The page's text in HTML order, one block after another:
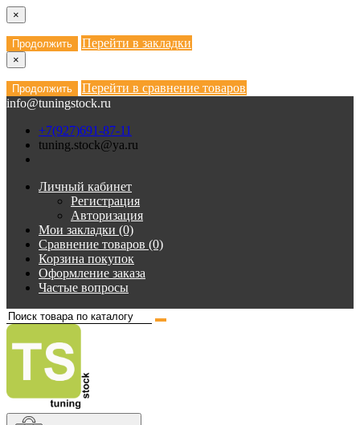
×
Продолжить Перейти в закладки
×
Продолжить
Перейти в сравнение товаров
info@tuningstock.ru
+7(927)691-87-11
tuning.stock@ya.ru
Личный кабинет
Регистрация
Авторизация
Мои закладки (0)
Сравнение товаров (0)
Корзина покупок
Оформление заказа
Частые вопросы